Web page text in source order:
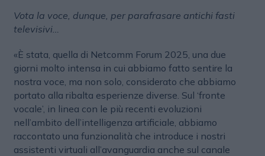
Vota la voce, dunque, per parafrasare antichi fasti
televisivi…
«È stata, quella di Netcomm Forum 2025, una due
giorni molto intensa in cui abbiamo fatto sentire la
nostra voce, ma non solo, considerato che abbiamo
portato alla ribalta esperienze diverse. Sul ‘fronte
vocale’, in linea con le più recenti evoluzioni
nell’ambito dell’intelligenza artificiale, abbiamo
raccontato una funzionalità che introduce i nostri
assistenti virtuali all’avanguardia anche sul canale